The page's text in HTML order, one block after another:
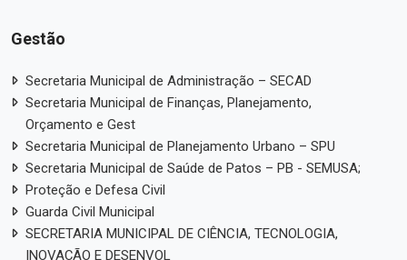
Gestão
Secretaria Municipal de Administração – SECAD
Secretaria Municipal de Finanças, Planejamento,
Orçamento e Gest
Secretaria Municipal de Planejamento Urbano – SPU
Secretaria Municipal de Saúde de Patos – PB - SEMUSA;
Proteção e Defesa Civil
Guarda Civil Municipal
SECRETARIA MUNICIPAL DE CIÊNCIA, TECNOLOGIA,
INOVAÇÃO E DESENVOL